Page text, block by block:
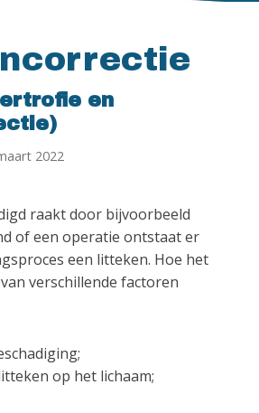
en
2022
raakt door bijvoorbeeld
of een operatie ontstaat er
een litteken. Hoe het
verschillende factoren
op het lichaam;